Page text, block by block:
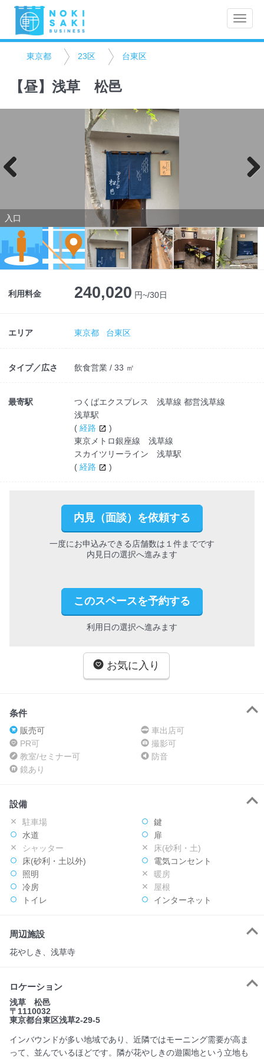
Toggle
東京都 23区 台東区
【昼】浅草 松邑
入口
利用料金 240,020 円~/30日
エリア 東京都 台東区
タイプ／広さ 飲食営業 / 33 ㎡
最寄駅
つくばエクスプレス 浅草線 都営浅草線
浅草駅
( 経路
)
東京メトロ銀座線 浅草線
スカイツリーライン 浅草駅
( 経路 )
内見（面談）を依頼する
一度にお申込みできる店舗数は１件までです
内見日の選択へ進みます
このスペースを予約する
利用日の選択へ進みます
お気に入り
条件
販売可
車出店可
PR可
撮影可
教室/セミナー可
防音
鏡あり
設備
駐車場
鍵
水道
扉
シャッター
床(砂利・土)
床(砂利・土以外)
電気コンセント
照明
暖房
冷房
屋根
トイレ
インターネット
周辺施設
花やしき、浅草寺
ロケーション
浅草 松邑
〒1110032
東京都台東区浅草2-29-5
インバウンドが多い地域であり、近隣ではモーニング需要が高ま
って、並んでいるほどです。隣が花やしきの遊園地という立地も